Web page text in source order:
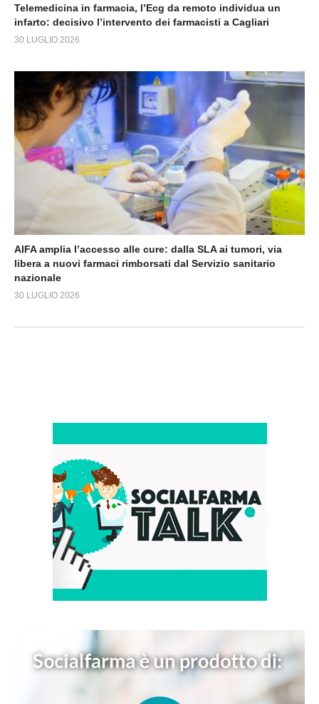
Telemedicina in farmacia, l’Ecg da remoto individua un
infarto: decisivo l’intervento dei farmacisti a Cagliari
30 LUGLIO 2026
AIFA amplia l’accesso alle cure: dalla SLA ai tumori, via
libera a nuovi farmaci rimborsati dal Servizio sanitario
nazionale
30 LUGLIO 2026